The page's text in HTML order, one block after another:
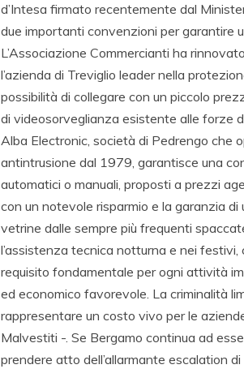
d’Intesa firmato recentemente dal
due importanti convenzioni per garantire
L’Associazione Commercianti ha
l’azienda di Treviglio leader nella
possibilità di collegare con un piccolo
di videosorveglianza esistente alle forze
Alba Electronic, società di Pedrengo che
antintrusione dal 1979, garantisce una
automatici o manuali, proposti a prezzi
con un notevole risparmio e la garanzia
vetrine dalle sempre più frequenti
l’assistenza tecnica notturna e nei
requisito fondamentale per ogni attività
ed economico favorevole. La criminalità
rappresentare un costo vivo per le
Malvestiti -. Se Bergamo continua ad
prendere atto dell’allarmante escalation